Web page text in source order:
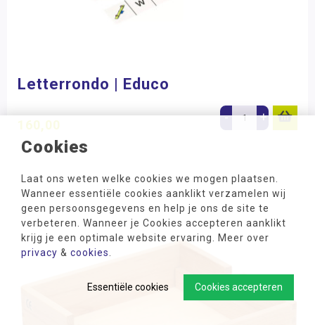
Cookies
Laat ons weten welke cookies we mogen plaatsen.
Wanneer essentiële cookies aanklikt verzamelen wij
geen persoonsgegevens en help je ons de site te
verbeteren. Wanneer je Cookies accepteren aanklikt
krijg je een optimale website ervaring. Meer over
privacy & cookies
Cookies accepteren
Essentiële cookies
Letterrondo | Educo
160,00 - +